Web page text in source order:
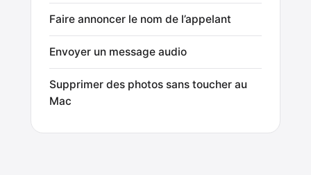
Faire annoncer le nom de l’appelant
Envoyer un message audio
Supprimer des photos sans toucher au
Mac